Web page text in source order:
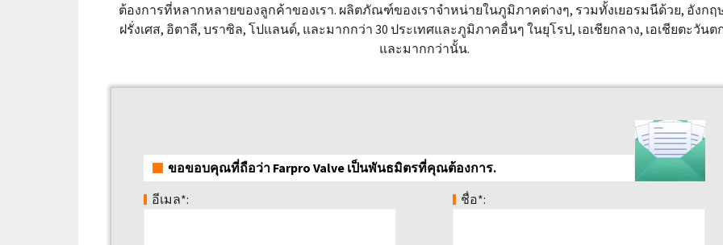
ต้องการที่หลากหลายของลูกค้าของเรา. ผลิตภัณฑ์ของเราจำหน่ายในภูมิภาคต่างๆ, รวมทั้งเยอรมนีด้วย, อังกฤ
ฝรั่งเศส, อิตาลี, บราซิล, โปแลนด์, และมากกว่า 30 ประเทศและภูมิภาคอื่นๆ ในยุโรป, เอเชียกลาง, เอเชียตะวันต
และมากกว่านั้น.
ขอขอบคุณที่ถือว่า Farpro Valve เป็นพันธมิตรที่คุณต้องการ.
อีเมล*:
ชื่อ*: